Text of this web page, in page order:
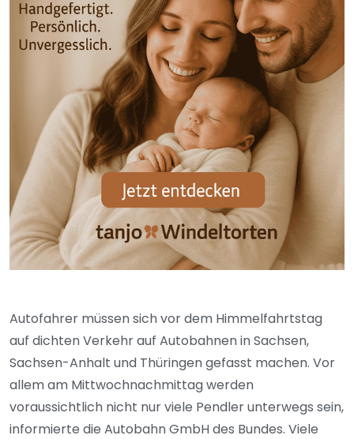
Autofahrer müssen sich vor dem Himmelfahrtstag
auf dichten Verkehr auf Autobahnen in Sachsen,
Sachsen-Anhalt und Thüringen gefasst machen. Vor
allem am Mittwochnachmittag werden
voraussichtlich nicht nur viele Pendler unterwegs sein,
informierte die Autobahn GmbH des Bundes. Viele